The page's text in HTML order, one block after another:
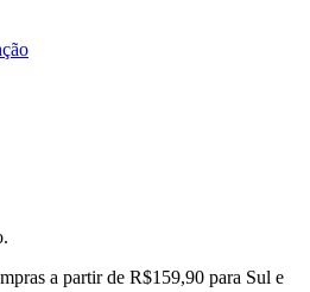
a partir de R$159,90 para Sul e